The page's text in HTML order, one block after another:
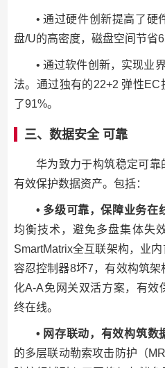
• 通过硬件创新提高了硬
盘/U的高密度，磁盘空间节省
• 通过软件创新，实现业
法。通过独有的22+2 弹性EC
了91%。
三、数据安全 可靠
华为致力于构筑稳定可
有效保护数据资产。包括：
• 多级可靠，保障业务在
均衡技术，避免多盘集体失
SmartMatrix全互联架构，业
容忍控制器8坏7，有效构筑
化A-A免网关双活方案，有效
终在线。
• 网存联动，有效构筑数
的多层联动勒索攻击防护（